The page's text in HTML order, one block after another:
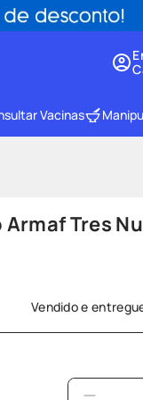
Vacinas
Tres
Vendido e